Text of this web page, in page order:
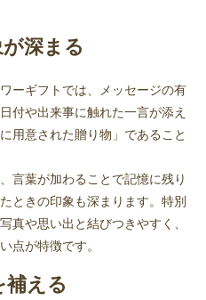
深まる
ーギフトでは、メッセージの有
付や出来事に触れた一言が添え
用意された贈り物」であること
言葉が加わることで記憶に残り
ときの印象も深まります。特別
真や思い出と結びつきやすく、
点が特徴です。
える